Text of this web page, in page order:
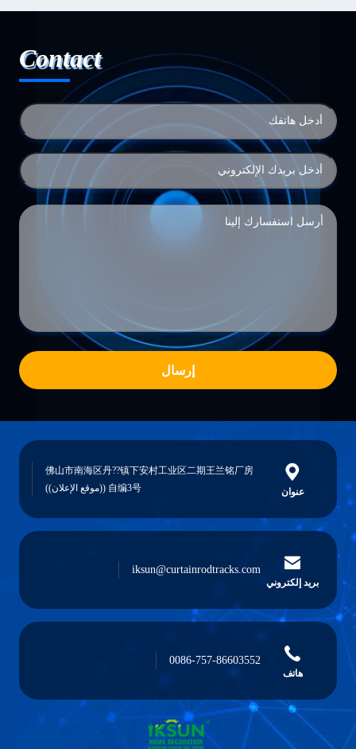
Contact
إرسال
عنوان
佛山市南海区丹??镇下安村工业区二期王兰铭厂房
自编3号 ((موقع الإعلان))
بريد إلكتروني
iksun@curtainrodtracks.com
هاتف
0086-757-86603552